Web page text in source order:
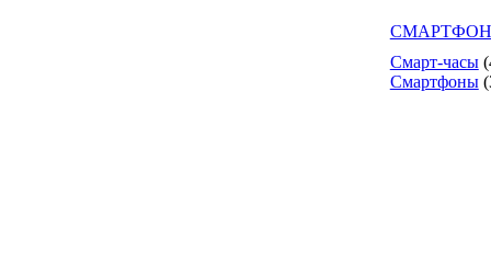
Смарт-часы
Смартфоны